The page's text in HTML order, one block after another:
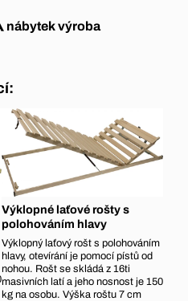
nábytekvýroba
Výklopné laťové rošty s
polohováním hlavy
Výklopný laťový rošt s polohováním
hlavy, otevírání je pomocí pístů od
nohou. Rošt se skládá z 16ti
masivních latí a jeho nosnost je 150
kg na osobu. Výška roštu 7 cm